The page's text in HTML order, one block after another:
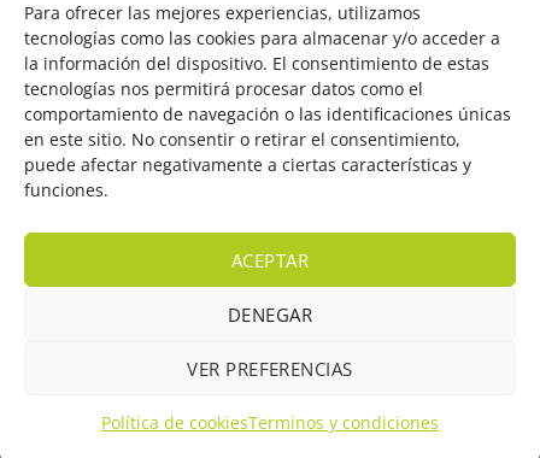
Para ofrecer las mejores experiencias, utilizamos
tecnologías como las cookies para almacenar y/o acceder a
la información del dispositivo. El consentimiento de estas
tecnologías nos permitirá procesar datos como el
comportamiento de navegación o las identificaciones únicas
en este sitio. No consentir o retirar el consentimiento,
puede afectar negativamente a ciertas características y
funciones.
ACEPTAR
DENEGAR
VER PREFERENCIAS
Política de cookiesTerminos y condiciones
Control Acceso
Hogar Inteligente
Incendio
Intrusión
OFERTAS